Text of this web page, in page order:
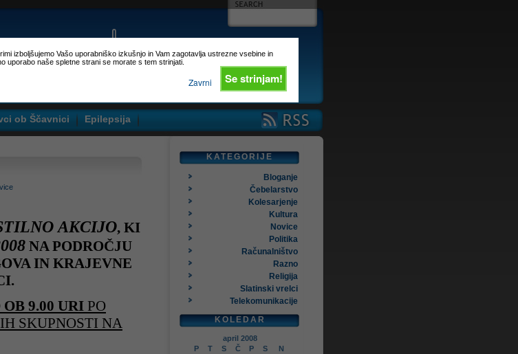
izboljšujemo Vašo uporabniško izkušnjo in Vam zagotavlja ustrezne vsebine in
uporabo naše spletne strani se morate s tem strinjati.
Se strinjam!
Zavrni
ob Ščavnici Epilepsija
AKCIJO, KI
NA PODROČJU
IN KRAJEVNE
OB 9.00 URI PO
SKUPNOSTI NA
KATEGORIJE
Bloganje
Čebelarstvo
Kolesarjenje
Kultura
Novice
Politika
Računalništvo
Razno
Religija
Slatinski vrelci
Telekomunikacije
KOLEDAR
april 2008
P
T S Č P S
N